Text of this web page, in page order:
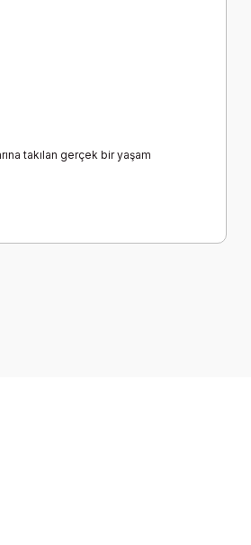
takılan gerçek bir yaşam